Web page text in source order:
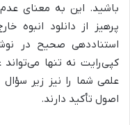
باشید. این به معنای عدم
پرهیز از دانلود انبوه
استناددهی صحیح در
کپی‌رایت نه تنها می‌تواند
علمی شما را نیز زیر سؤال
اصول تأکید دارند.